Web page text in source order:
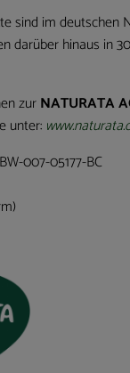
sind im deutschen
darüber hinaus in
zurNATURATA
unter:
007-05177-BC